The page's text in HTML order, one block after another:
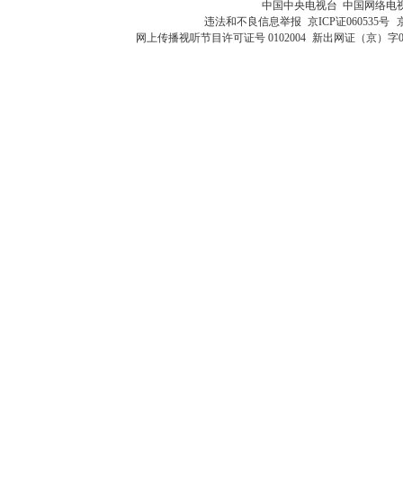
中国中央电视台 中国网络电
违法和不良信息举报 京ICP证060535号
网上传播视听节目许可证号 0102004 新出网证（京）